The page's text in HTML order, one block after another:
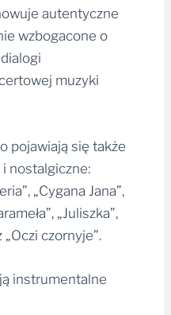
autentyczne
wzbogacone o
muzyki
pojawiają się także
nostalgiczne:
„Cygana Jana”,
„Juliszka”,
czornyje”.
instrumentalne